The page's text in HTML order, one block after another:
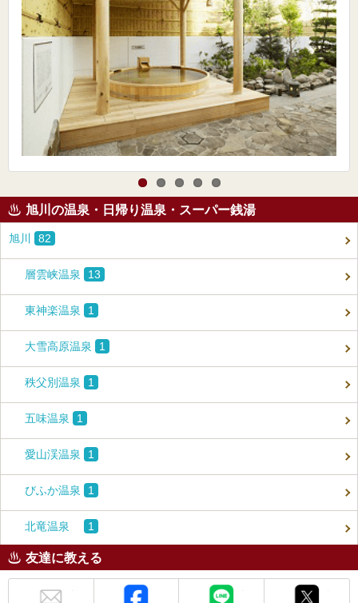
旭川の温泉・日帰り温泉・スーパー銭湯
旭川 82
層雲峡温泉 13
東神楽温泉 1
大雪高原温泉 1
秩父別温泉 1
五味温泉 1
愛山渓温泉 1
びふか温泉 1
北竜温泉 1
友達に教える